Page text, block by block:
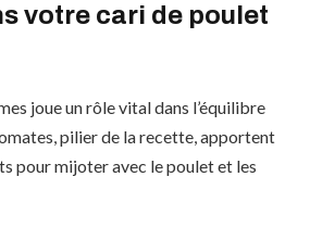
votre cari de poulet
joue un rôle vital dans l’équilibre
pilier de la recette, apportent
pour mijoter avec le poulet et les